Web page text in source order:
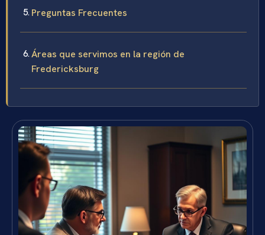
Preguntas Frecuentes
Áreas que servimos en la región de
Fredericksburg